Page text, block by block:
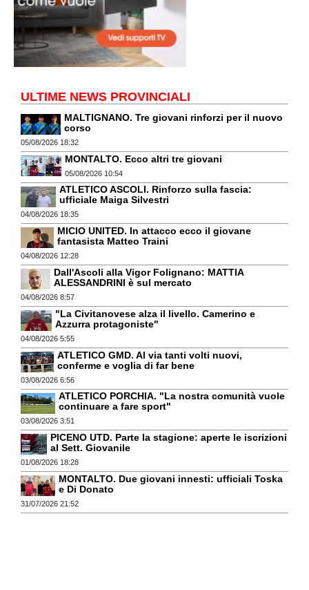
ULTIME NEWS PROVINCIALI
MALTIGNANO. Tre giovani rinforzi per il nuovo
corso
05/08/2026 18:32
MONTALTO. Ecco altri tre giovani
05/08/2026 10:54
ATLETICO ASCOLI. Rinforzo sulla fascia:
ufficiale Maiga Silvestri
04/08/2026 18:35
MICIO UNITED. In attacco ecco il giovane
fantasista Matteo Traini
04/08/2026 12:28
Dall'Ascoli alla Vigor Folignano: MATTIA
ALESSANDRINI è sul mercato
04/08/2026 8:57
"La Civitanovese alza il livello. Camerino e
Azzurra protagoniste"
04/08/2026 5:55
ATLETICO GMD. Al via tanti volti nuovi,
conferme e voglia di far bene
03/08/2026 6:56
ATLETICO PORCHIA. "La nostra comunità vuole
continuare a fare sport"
03/08/2026 3:51
PICENO UTD. Parte la stagione: aperte le iscrizioni
al Sett. Giovanile
01/08/2026 18:28
MONTALTO. Due giovani innesti: ufficiali Toska
e Di Donato
31/07/2026 21:52